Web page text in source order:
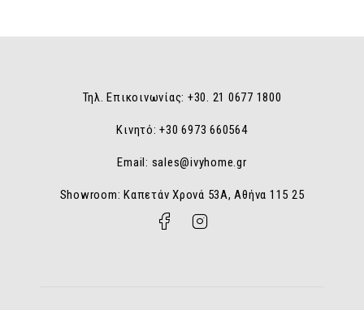
Τηλ. Επικοινωνίας: +30. 21 0677 1800
Κινητό: +30 6973 660564
Email: sales@ivyhome.gr
Showroom: Καπετάν Χρονά 53A, Αθήνα 115 25